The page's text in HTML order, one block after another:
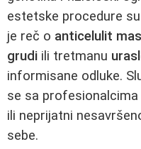
estetske procedure
je reč o anticelulit
grudi ili tretmanu
informisane odluke.
se sa
ili neprijatni
sebe.